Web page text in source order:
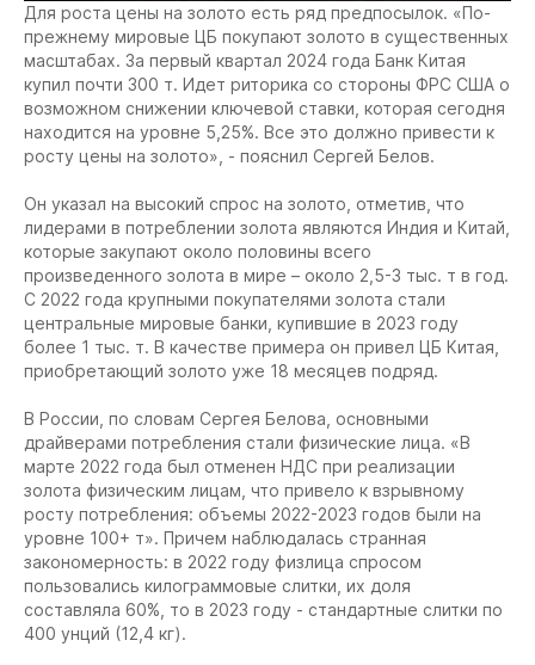
Для роста цены на золото есть ряд предпосылок. «По-
прежнему мировые ЦБ покупают золото в существенных
масштабах. За первый квартал 2024 года Банк Китая
купил почти 300 т. Идет риторика со стороны ФРС США о
возможном снижении ключевой ставки, которая сегодня
находится на уровне 5,25%. Все это должно привести к
росту цены на золото», - пояснил Сергей Белов.
Он указал на высокий спрос на золото, отметив, что
лидерами в потреблении золота являются Индия и Китай,
которые закупают около половины всего
произведенного золота в мире – около 2,5-3 тыс. т в год.
С 2022 года крупными покупателями золота стали
центральные мировые банки, купившие в 2023 году
более 1 тыс. т. В качестве примера он привел ЦБ Китая,
приобретающий золото уже 18 месяцев подряд.
В России, по словам Сергея Белова, основными
драйверами потребления стали физические лица. «В
марте 2022 года был отменен НДС при реализации
золота физическим лицам, что привело к взрывному
росту потребления: объемы 2022-2023 годов были на
уровне 100+ т». Причем наблюдалась странная
закономерность: в 2022 году физлица спросом
пользовались килограммовые слитки, их доля
составляла 60%, то в 2023 году - стандартные слитки по
400 унций (12,4 кг).